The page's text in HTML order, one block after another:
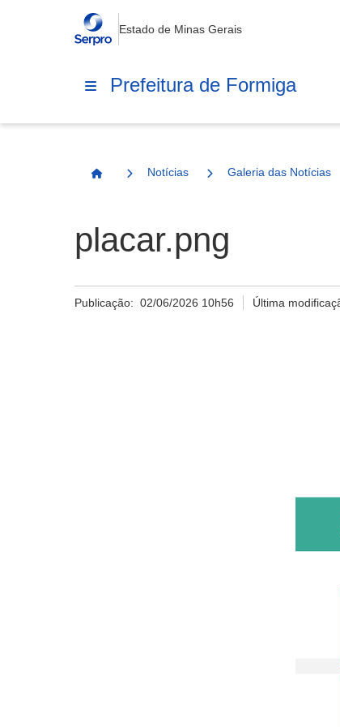
Estado de Minas Gerais
Prefeitura de Formiga
Página Inicial
Notícias Galeria das Notícias
placar.png
Publicação: 02/06/2026 10h56 Última